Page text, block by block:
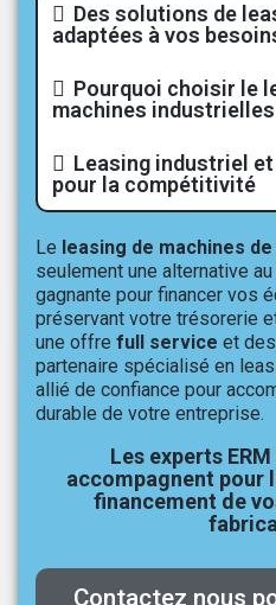
Des solutions de
adaptées à vos
Pourquoi choisir le
machines industrielles
Leasing industriel
pour la compétitivité
Le leasing de machines
seulement une alternative
gagnante pour financer vos
préservant votre trésorerie
une offre full service et
partenaire spécialisé en
allié de confiance pour
durable de votre entreprise.
Les experts
accompagnent pour
financement de
Contactez nous